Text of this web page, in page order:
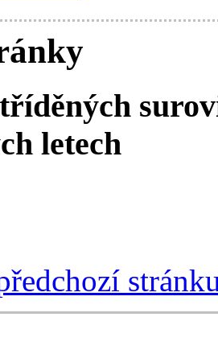
letech